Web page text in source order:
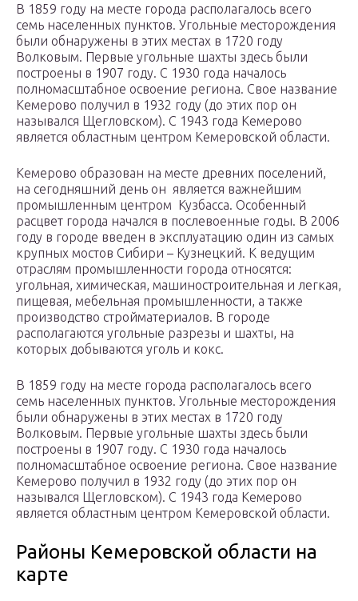
В 1859 году на месте города располагалось всего
семь населенных пунктов. Угольные месторождения
были обнаружены в этих местах в 1720 году
Волковым. Первые угольные шахты здесь были
построены в 1907 году. С 1930 года началось
полномасштабное освоение региона. Свое название
Кемерово получил в 1932 году (до этих пор он
назывался Щегловском). С 1943 года Кемерово
является областным центром Кемеровской области.
Кемерово образован на месте древних поселений,
на сегодняшний день он является важнейшим
промышленным центром Кузбасса. Особенный
расцвет города начался в послевоенные годы. В 2006
году в городе введен в эксплуатацию один из самых
крупных мостов Сибири – Кузнецкий. К ведущим
отраслям промышленности города относятся:
угольная, химическая, машиностроительная и легкая,
пищевая, мебельная промышленности, а также
производство стройматериалов. В городе
располагаются угольные разрезы и шахты, на
которых добываются уголь и кокс.
В 1859 году на месте города располагалось всего
семь населенных пунктов. Угольные месторождения
были обнаружены в этих местах в 1720 году
Волковым. Первые угольные шахты здесь были
построены в 1907 году. С 1930 года началось
полномасштабное освоение региона. Свое название
Кемерово получил в 1932 году (до этих пор он
назывался Щегловском). С 1943 года Кемерово
является областным центром Кемеровской области.
Районы Кемеровской области на
карте